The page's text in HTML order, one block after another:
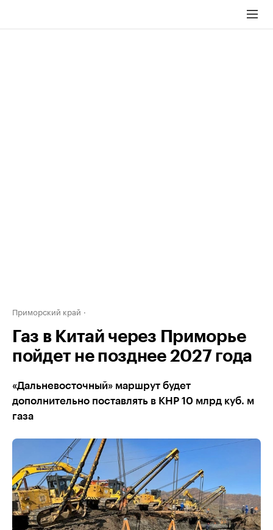
Приморский край
Газ в Китай через Приморье
пойдет не позднее 2027 года
«Дальневосточный» маршрут будет
дополнительно поставлять в КНР 10 млрд куб. м
газа